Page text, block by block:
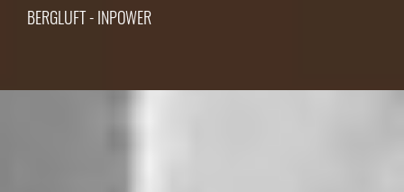
BERGLUFT - INPOWER